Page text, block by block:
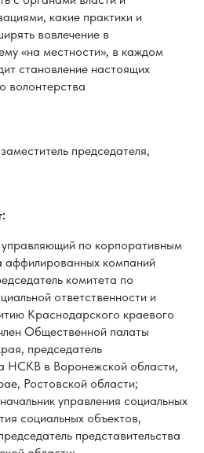
заместитель председателя,
компаний
комитета по
Общественной палаты
НСКВ в Воронежской области,
Ростовской области;
управления социальных
социальных объектов,
представительства
области;
, заместитель директора ФГБУ
Минприроды России»;
АНО социальных
член Общественной
Хакасии 5 и 6 созывов,
НСКВ в